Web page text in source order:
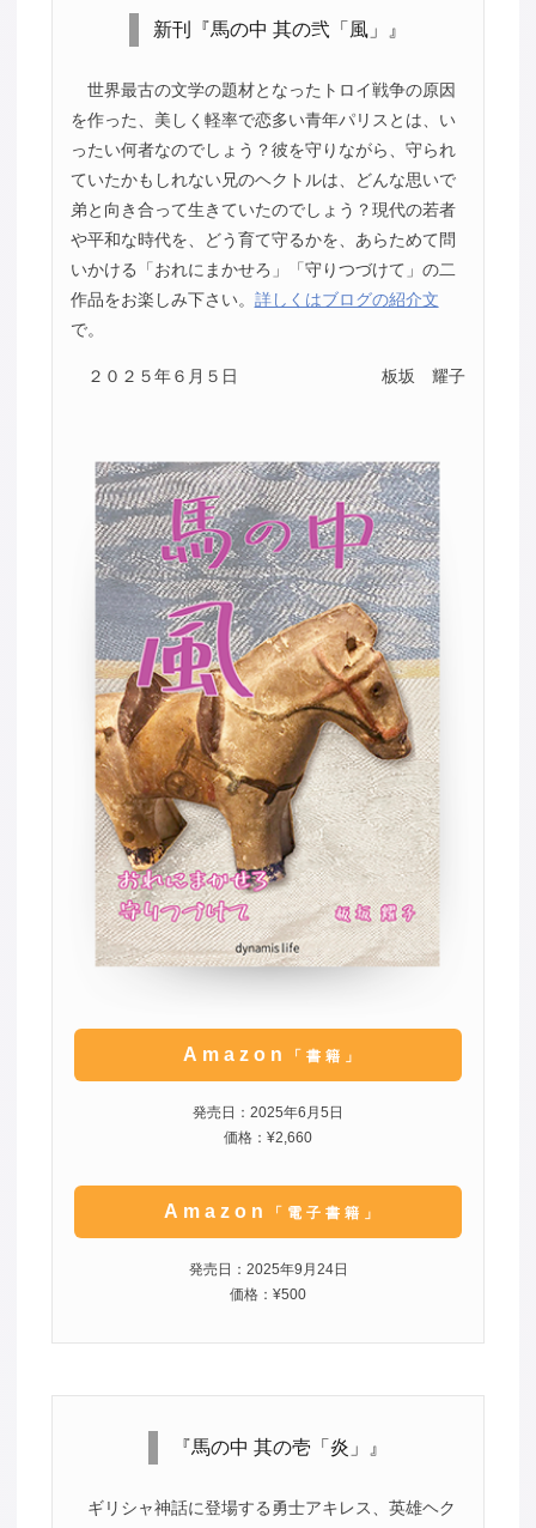
新刊『馬の中 其の弐「風」』
世界最古の文学の題材となったトロイ戦争の原因
を作った、美しく軽率で恋多い青年パリスとは、い
ったい何者なのでしょう？彼を守りながら、守られ
ていたかもしれない兄のヘクトルは、どんな思いで
弟と向き合って生きていたのでしょう？現代の若者
や平和な時代を、どう育て守るかを、あらためて問
いかける「おれにまかせろ」「守りつづけて」の二
作品をお楽しみ下さい。 詳しくはブログの紹介文
で。
２０２５年６月５日 板坂 耀子
Amazon 「書籍」
発売日：2025年6月5日
価格：¥2,660
Amazon 「電子書籍」
発売日：2025年9月24日
価格：¥500
『馬の中 其の壱「炎」』
ギリシャ神話に登場する勇士アキレス、英雄ヘク